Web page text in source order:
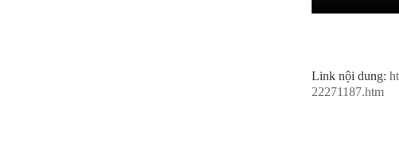
Link nội dung:
22271187.htm